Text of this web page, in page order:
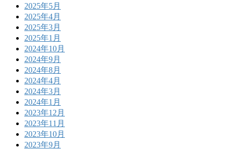
2025年5月
2025年4月
2025年3月
2025年1月
2024年10月
2024年9月
2024年8月
2024年4月
2024年3月
2024年1月
2023年12月
2023年11月
2023年10月
2023年9月